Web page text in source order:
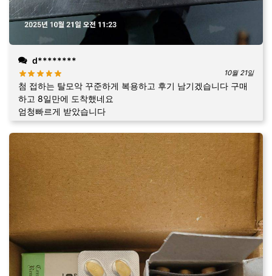
d********
10월 21일
첨 접하는 탈모악 꾸준하게 복용하고 후기 남기겠습니다 구매
하고 8일만에 도착했네요
엄청빠르게 받았습니다